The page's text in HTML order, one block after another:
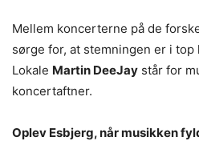
Mellem koncerterne på de
sørge for, at stemningen er i top
Lokale Martin DeeJay står for
koncertaftner.
Oplev Esbjerg, når musikken